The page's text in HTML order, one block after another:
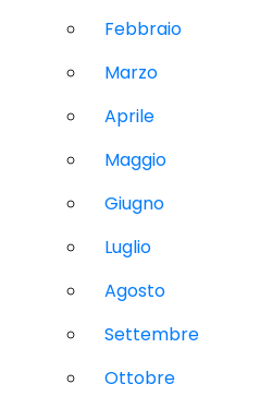
Febbraio
Marzo
Aprile
Maggio
Giugno
Luglio
Agosto
Settembre
Ottobre